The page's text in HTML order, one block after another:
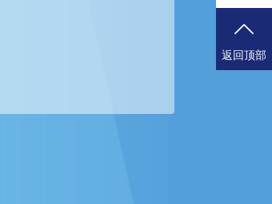
返回顶部